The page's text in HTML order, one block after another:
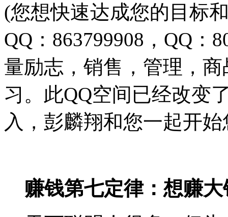
(您想快速达成您的目标
QQ：863799908，QQ：
量励志，销售，管理，
习。此QQ空间已经改变
入，彭麟翔和您一起开
赚钱第七定律：想赚